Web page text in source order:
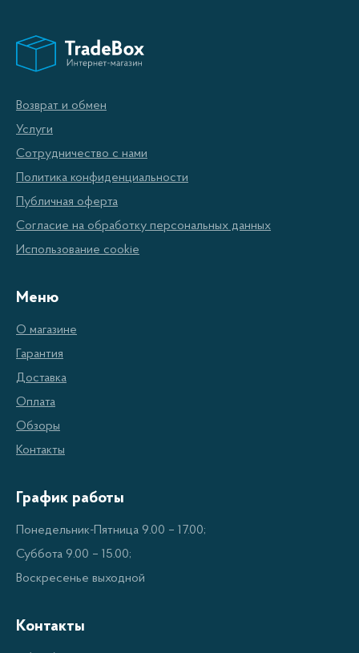
Возврат и обмен
Услуги
Сотрудничество с нами
Политика конфиденциальности
Публичная оферта
Согласие на обработку персональных данных
Использование cookie
Меню
О магазине
Гарантия
Доставка
Оплата
Обзоры
Контакты
График работы
Понедельник-Пятница 9.00 – 17.00;
Суббота 9.00 – 15.00;
Воскресенье выходной
Контакты